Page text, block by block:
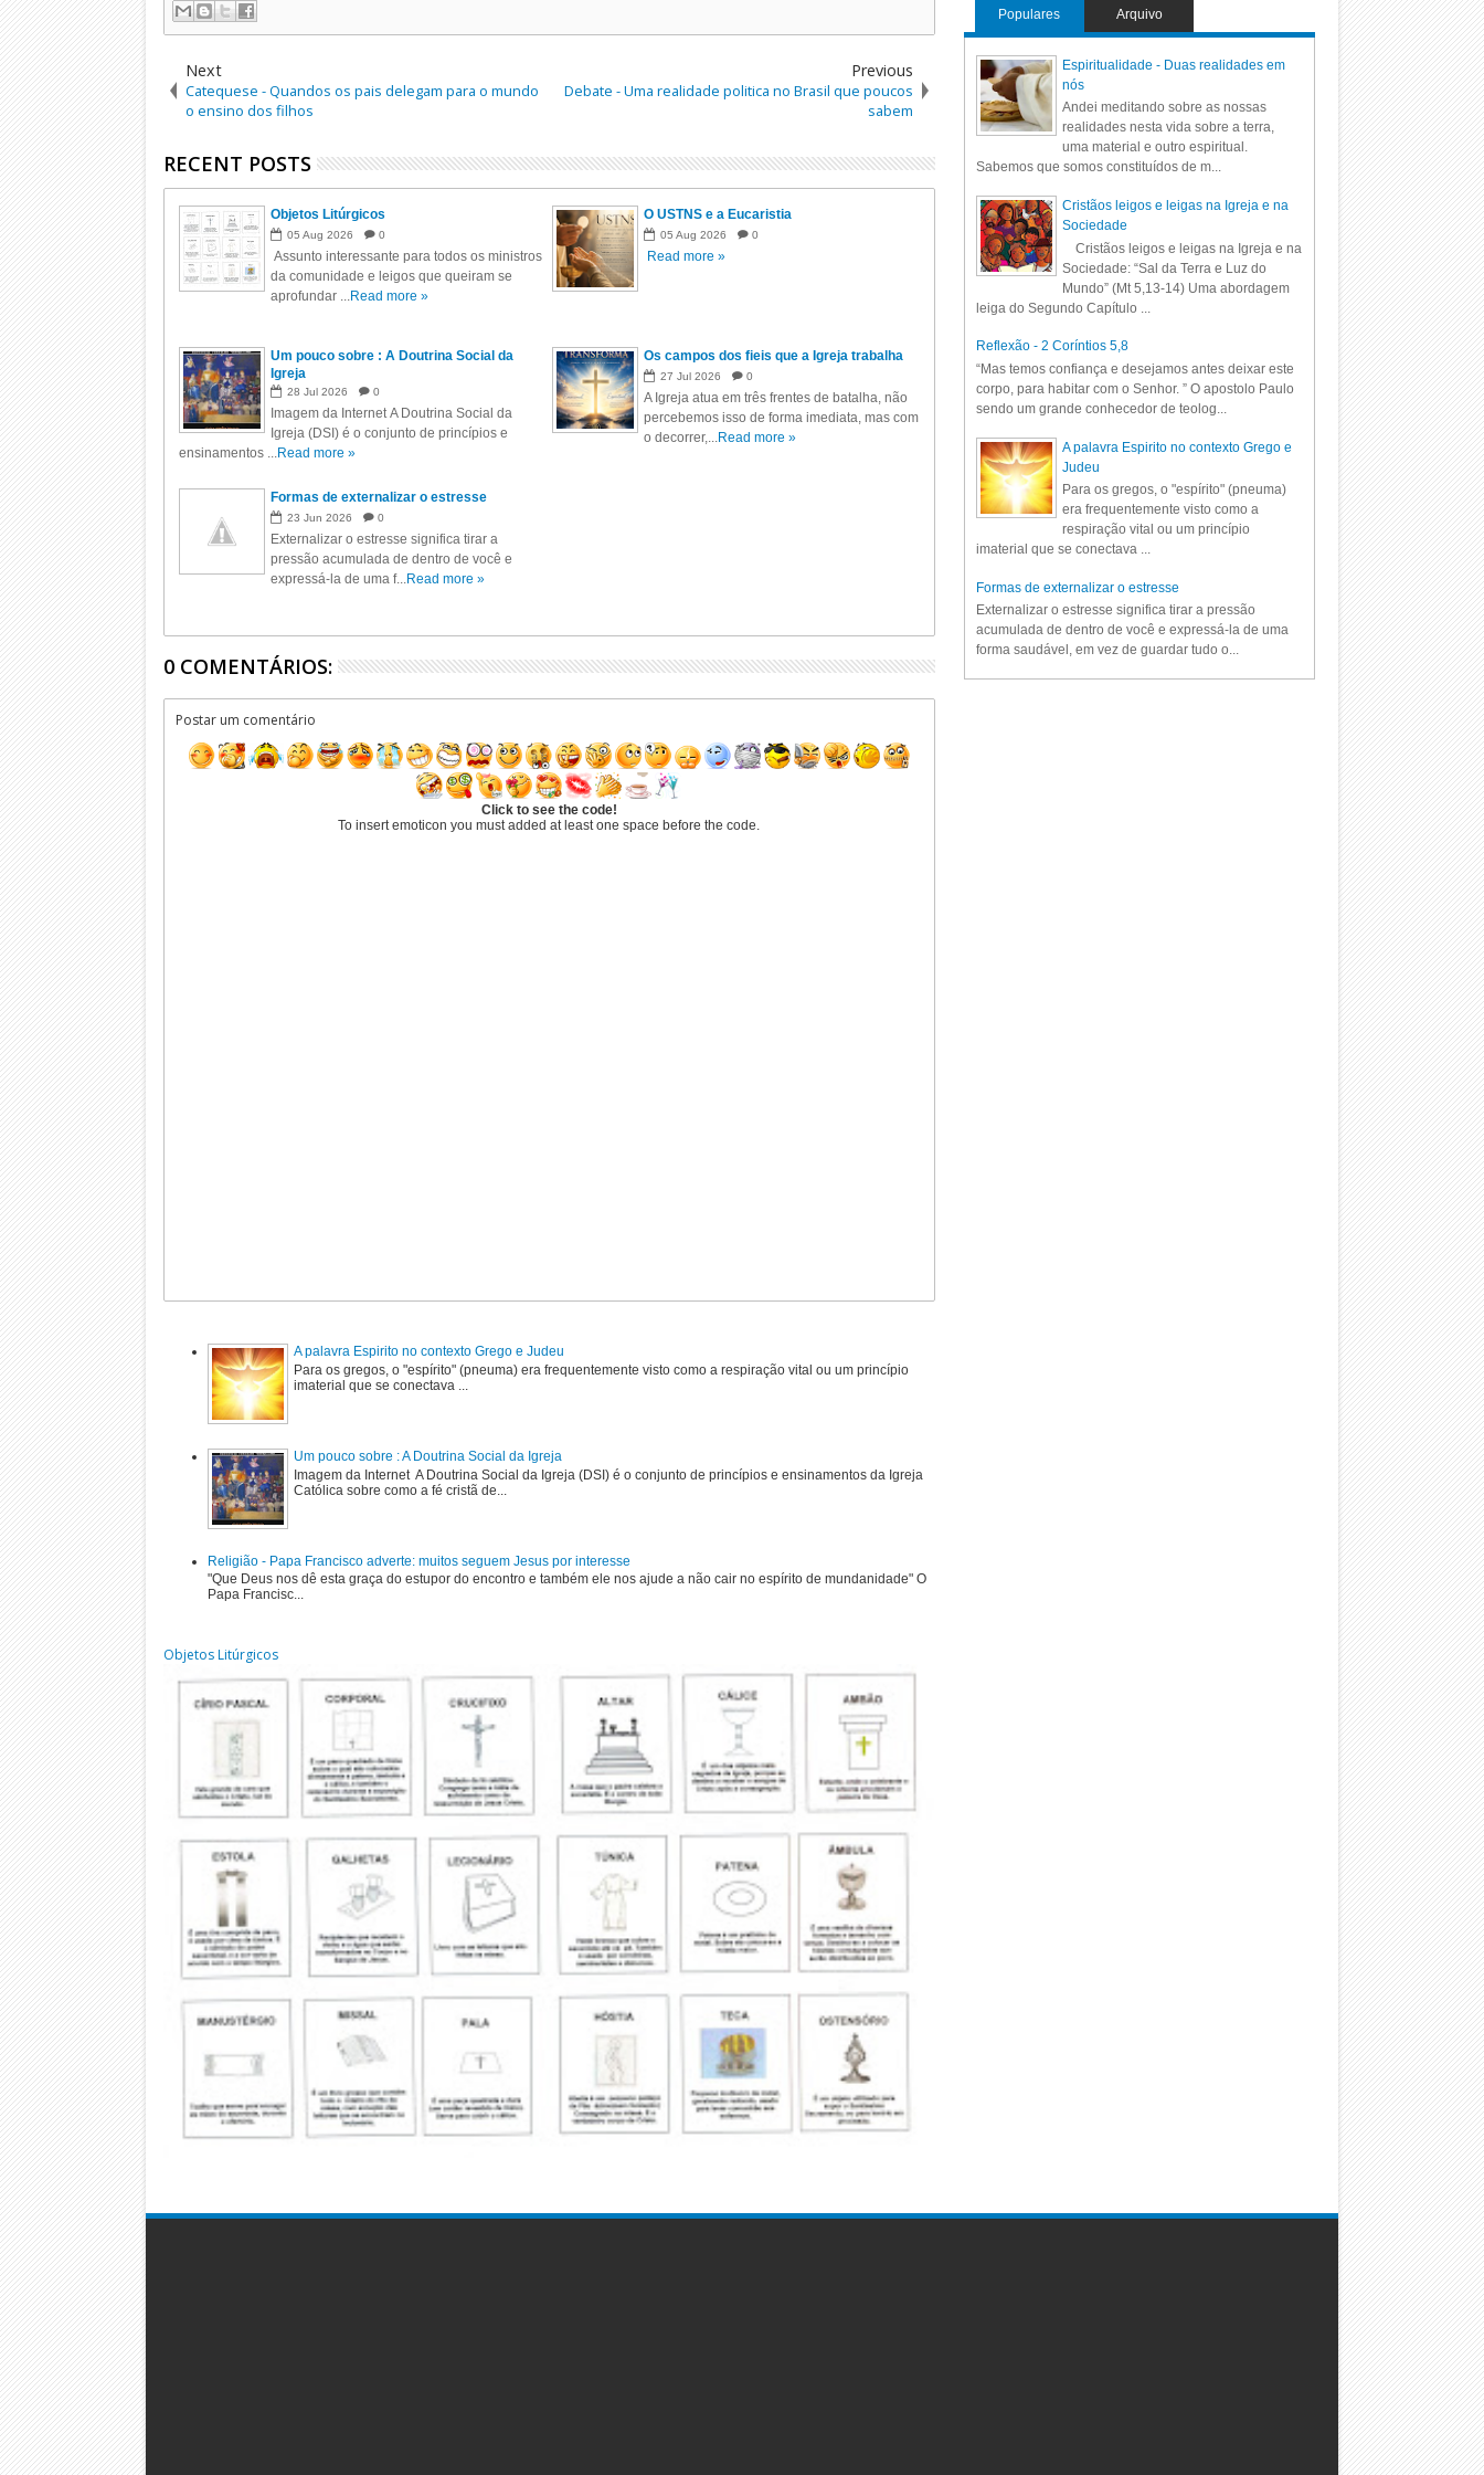
Next
Catequese - Quandos os pais delegam para o mundo
o ensino dos filhos
Previous
Debate - Uma realidade politica no Brasil que poucos
sabem
RECENT POSTS
Objetos Litúrgicos
05 Aug 2026 0
Assunto interessante para todos os ministros
da comunidade e leigos que queiram se
aprofundar ...Read more »
O USTNS e a Eucaristia
05 Aug 2026 0
Read more »
Um pouco sobre : A Doutrina Social da
Igreja
28 Jul 2026 0
Imagem da Internet A Doutrina Social da
Igreja (DSI) é o conjunto de princípios e
ensinamentos ...Read more »
Os campos dos fieis que a Igreja trabalha
27 Jul 2026 0
A Igreja atua em três frentes de batalha, não
percebemos isso de forma imediata, mas com
o decorrer,...Read more »
Formas de externalizar o estresse
23 Jun 2026 0
Externalizar o estresse significa tirar a
pressão acumulada de dentro de você e
expressá-la de uma f...Read more »
0 COMENTÁRIOS:
Postar um comentário
Click to see the code!
To insert emoticon you must added at least one space before the code.
A palavra Espirito no contexto Grego e Judeu
Para os gregos, o "espírito" (pneuma) era frequentemente visto como a respiração vital ou um princípio
imaterial que se conectava ...
Um pouco sobre : A Doutrina Social da Igreja
Imagem da Internet A Doutrina Social da Igreja (DSI) é o conjunto de princípios e ensinamentos da Igreja
Católica sobre como a fé cristã de...
Religião - Papa Francisco adverte: muitos seguem Jesus por interesse
"Que Deus nos dê esta graça do estupor do encontro e também ele nos ajude a não cair no espírito de mundanidade" O
Papa Francisc...
Objetos Litúrgicos
Populares Arquivo
Espiritualidade - Duas realidades em
nós
Andei meditando sobre as nossas
realidades nesta vida sobre a terra,
uma material e outro espiritual.
Sabemos que somos constituídos de m...
Cristãos leigos e leigas na Igreja e na
Sociedade
Cristãos leigos e leigas na Igreja e na
Sociedade: “Sal da Terra e Luz do
Mundo” (Mt 5,13-14) Uma abordagem
leiga do Segundo Capítulo ...
Reflexão - 2 Coríntios 5,8
“Mas temos confiança e desejamos antes deixar este
corpo, para habitar com o Senhor. ” O apostolo Paulo
sendo um grande conhecedor de teolog...
A palavra Espirito no contexto Grego e
Judeu
Para os gregos, o "espírito" (pneuma)
era frequentemente visto como a
respiração vital ou um princípio
imaterial que se conectava ...
Formas de externalizar o estresse
Externalizar o estresse significa tirar a pressão
acumulada de dentro de você e expressá-la de uma
forma saudável, em vez de guardar tudo o...